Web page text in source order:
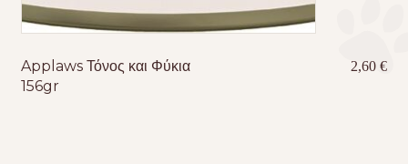
Applaws Τόνος και Φύκια
156gr
2,60€